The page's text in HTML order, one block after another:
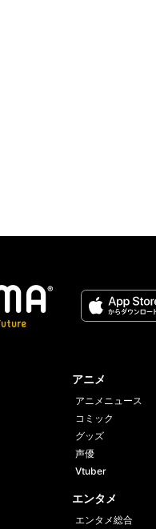
アニメ
アニメニュース
コミック
グッズ
声優
Vtuber
エンタメ
エンタメ総合